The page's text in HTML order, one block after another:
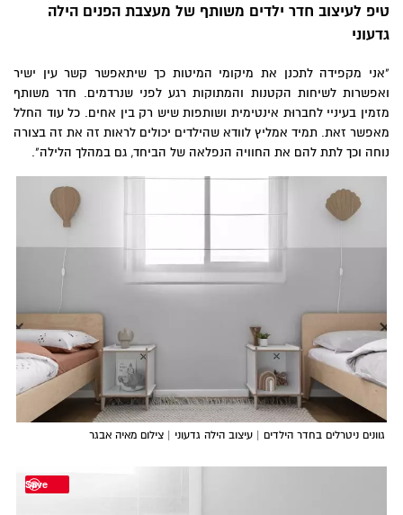
טיפ לעיצוב חדר ילדים משותף של מעצבת הפנים הילה
גדעוני
"אני מקפידה לתכנן את מיקומי המיטות כך שיתאפשר קשר עין ישיר
ואפשרות לשיחות הקטנות והמתוקות רגע לפני שנרדמים. חדר משותף
מזמין בעיניי לחברוּת אינטימית ושותפות שיש רק בין אחים. כל עוד החלל
מאפשר זאת. תמיד אמליץ לוודא שהילדים יכולים לראות זה את זה בצורה
נוחה וכך לתת להם את החוויה הנפלאה של הביחד, גם במהלך הלילה".
גוונים ניטרלים בחדר הילדים | עיצוב הילה גדעוני | צילום מאיה אבגר
Save